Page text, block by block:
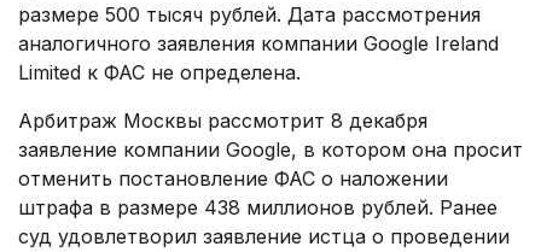
размере 500 тысяч рублей. Дата рассмотрения
аналогичного заявления компании Google Ireland
Limited к ФАС не определена.
Арбитраж Москвы рассмотрит 8 декабря
заявление компании Google, в котором она просит
отменить постановление ФАС о наложении
штрафа в размере 438 миллионов рублей. Ранее
суд удовлетворил заявление истца о проведении